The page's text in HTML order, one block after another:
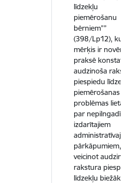
līdzekļu
piemērošanu
bērniem””
(398/Lp12),
mērķis ir novērst
praksē
audzinoša
piespiedu
piemērošanas
problēmas lietās
par
izdarītajiem
pārkāpumiem,
veicinot
rakstura
līdzekļu biežāku